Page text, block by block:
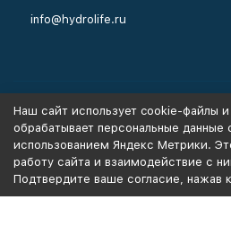
info@hydrolife.ru
Информация
Политика персональных данных
Наш сайт использует cookie-файлы и
обрабатывает персональные данные
использованием Яндекс Метрики.
работу сайта и взаимодействие с
Подтвердите ваше согласие, нажав